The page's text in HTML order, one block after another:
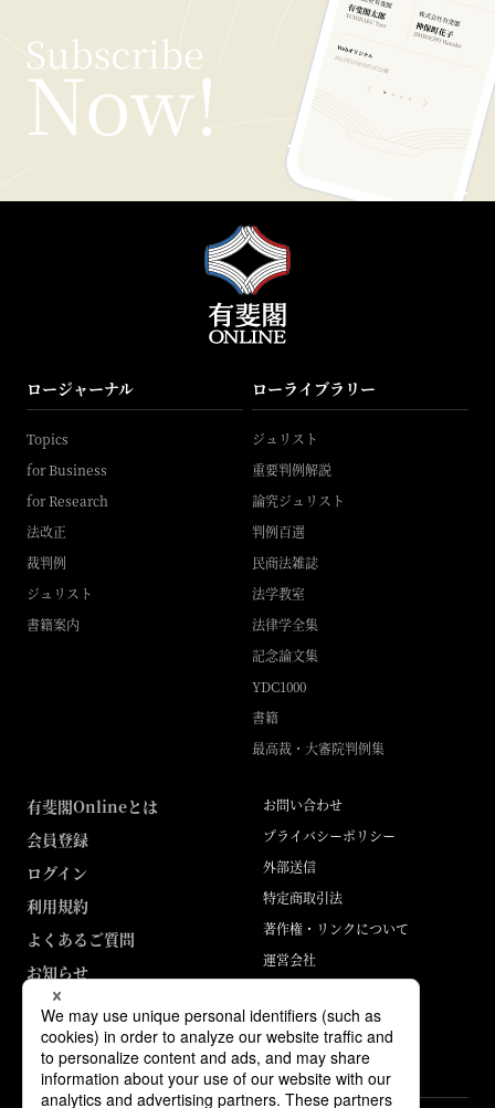
ロージャーナル
Topics
for Business
for Research
法改正
裁判例
ジュリスト
書籍案内
ローライブラリー
ジュリスト
重要判例解説
論究ジュリスト
判例百選
民商法雑誌
法学教室
法律学全集
記念論文集
YDC1000
書籍
最高裁・大審院判例集
有斐閣Onlineとは
会員登録
ログイン
利用規約
よくあるご質問
お知らせ
お問い合わせ
プライバシーポリシー
外部送信
特定商取引法
著作権・リンクについて
運営会社